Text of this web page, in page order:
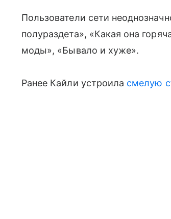
Пользователи сети
полураздета», «Какая она
моды», «Бывало и хуже».
Ранее Кайли устроила смелую